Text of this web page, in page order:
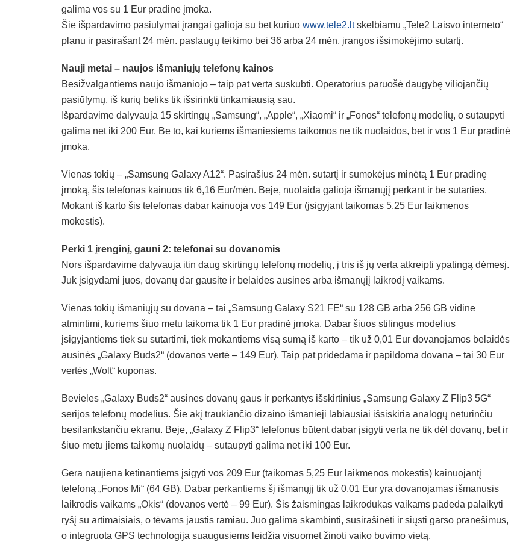
galima vos su 1 Eur pradine įmoka.
Šie išpardavimo pasiūlymai įrangai galioja su bet kuriuo www.tele2.ltskelbiamu „Tele2 Laisvo interneto“
planu ir pasirašant 24 mėn. paslaugų teikimo bei 36 arba 24 mėn. įrangos išsimokėjimo sutartį.
Nauji metai – naujos išmaniųjų telefonų kainos
Besižvalgantiems naujo išmaniojo – taip pat verta suskubti. Operatorius paruošė daugybę viliojančių
pasiūlymų, iš kurių beliks tik išsirinkti tinkamiausią sau.
Išpardavime dalyvauja 15 skirtingų „Samsung“, „Apple“, „Xiaomi“ ir „Fonos“ telefonų modelių, o sutaupyti
galima net iki 200 Eur. Be to, kai kuriems išmaniesiems taikomos ne tik nuolaidos, bet ir vos 1 Eur pradinė
įmoka.
Vienas tokių – „Samsung Galaxy A12“. Pasirašius 24 mėn. sutartį ir sumokėjus minėtą 1 Eur pradinę
įmoką, šis telefonas kainuos tik 6,16 Eur/mėn. Beje, nuolaida galioja išmanųjį perkant ir be sutarties.
Mokant iš karto šis telefonas dabar kainuoja vos 149 Eur (įsigyjant taikomas 5,25 Eur laikmenos
mokestis).
Perki 1 įrenginį, gauni 2: telefonai su dovanomis
Nors išpardavime dalyvauja itin daug skirtingų telefonų modelių, į tris iš jų verta atkreipti ypatingą dėmesį.
Juk įsigydami juos, dovanų dar gausite ir belaides ausines arba išmanųjį laikrodį vaikams.
Vienas tokių išmaniųjų su dovana – tai „Samsung Galaxy S21 FE“ su 128 GB arba 256 GB vidine
atmintimi, kuriems šiuo metu taikoma tik 1 Eur pradinė įmoka. Dabar šiuos stilingus modelius
įsigyjantiems tiek su sutartimi, tiek mokantiems visą sumą iš karto – tik už 0,01 Eur dovanojamos belaidės
ausinės „Galaxy Buds2“ (dovanos vertė – 149 Eur). Taip pat pridedama ir papildoma dovana – tai 30 Eur
vertės „Wolt“ kuponas.
Bevieles „Galaxy Buds2“ ausines dovanų gaus ir perkantys išskirtinius „Samsung Galaxy Z Flip3 5G“
serijos telefonų modelius. Šie akį traukiančio dizaino išmanieji labiausiai išsiskiria analogų neturinčiu
besilankstančiu ekranu. Beje, „Galaxy Z Flip3“ telefonus būtent dabar įsigyti verta ne tik dėl dovanų, bet ir
šiuo metu jiems taikomų nuolaidų – sutaupyti galima net iki 100 Eur.
Gera naujiena ketinantiems įsigyti vos 209 Eur (taikomas 5,25 Eur laikmenos mokestis) kainuojantį
telefoną „Fonos Mi“ (64 GB). Dabar perkantiems šį išmanųjį tik už 0,01 Eur yra dovanojamas išmanusis
laikrodis vaikams „Okis“ (dovanos vertė – 99 Eur). Šis žaismingas laikrodukas vaikams padeda palaikyti
ryšį su artimaisiais, o tėvams jaustis ramiau. Juo galima skambinti, susirašinėti ir siųsti garso pranešimus,
o integruota GPS technologija suaugusiems leidžia visuomet žinoti vaiko buvimo vietą.